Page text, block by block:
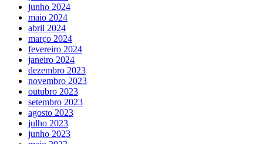
junho 2024
maio 2024
abril 2024
março 2024
fevereiro 2024
janeiro 2024
dezembro 2023
novembro 2023
outubro 2023
setembro 2023
agosto 2023
julho 2023
junho 2023